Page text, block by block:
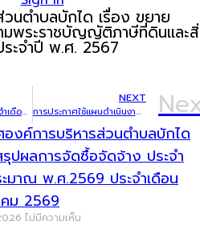
นตำบลบักได เรื่อง ขยาย
ามพระราชบัญญัติภาษีที่ดินและ
ะจำปี พ.ศ. 2567
รายงานงบการเงินประจำเดือน พฤศจิกายน 2566
NEXT
การประกาศใช้แผนดำเนินงานประจำปีงบประมาณ พ.ศ. 2567
องค์การบริหารส่วนตำบลบักได
ปผลการจัดซื้อจัดจ้าง ประจำ
มาณ พ.ศ.2569 ประจำเดือน
ม 2569
ไม่มีความเห็น